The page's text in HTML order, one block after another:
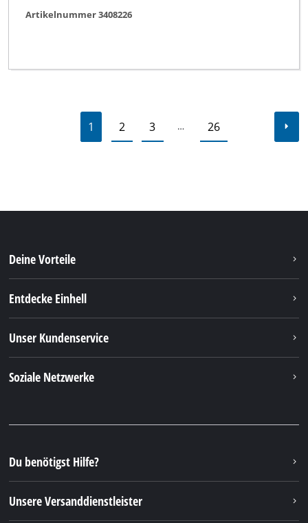
Artikelnummer 3408226
1 2 3 … 26
Deine Vorteile
Entdecke Einhell
Unser Kundenservice
Soziale Netzwerke
Du benötigst Hilfe?
Unsere Versanddienstleister